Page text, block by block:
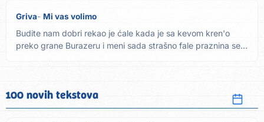
Griva Mi vas volimo
Budite nam dobri rekao je ćale kada je sa kevom kren'o
preko grane Burazeru i meni sada strašno fale praznina se
100 novih tekstova